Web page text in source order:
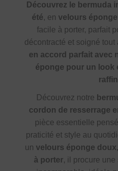
Découvrez le bermuda
été, envelours éponge
facile à porter, parfait
décontracté et soigné
en accord parfait avec
éponge pour un look
Découvrez notre
cordon de resserrage
pièce essentielle
praticité et style au
un velours éponge
à porter, il procure